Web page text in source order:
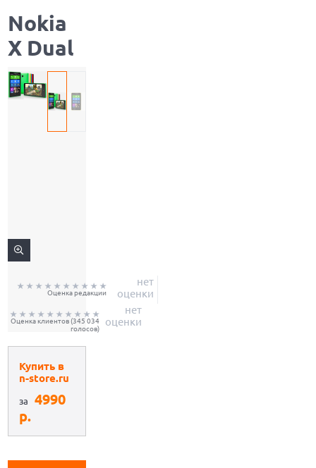
Nokia
X Dual
Оценка редакции
нет
оценки
Оценка клиентов(345 034
голосов)
нет
оценки
Купить в
n-store.ru
за4990
р.